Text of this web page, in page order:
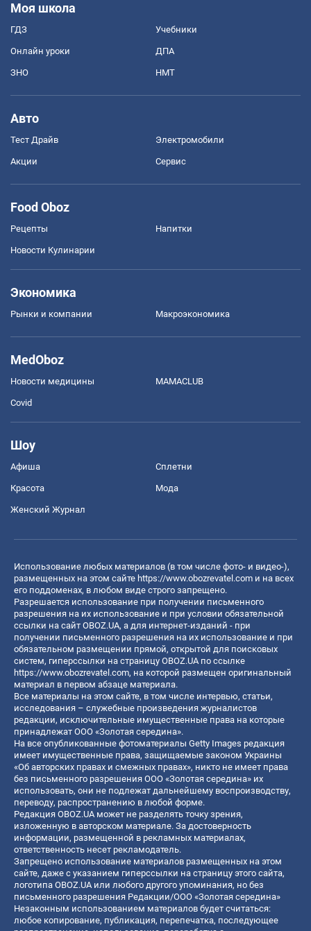
Моя школа
ГДЗ Учебники
Онлайн уроки ДПА
ЗНО НМТ
Авто
Тест Драйв Электромобили
Акции Сервис
Food Oboz
Рецепты Напитки
Новости Кулинарии
Экономика
Рынки и компании Mакроэкономика
MedOboz
Новости медицины MAMACLUB
Covid
Шоу
Афиша Сплетни
Красота Мода
Женский Журнал
Использование любых материалов (в том числе фото- и видео-),
размещенных на этом сайте https://www.obozrevatel.com и на всех
его поддоменах, в любом виде строго запрещено.
Разрешается использование при получении письменного
разрешения на их использование и при условии обязательной
ссылки на сайт OBOZ.UA, а для интернет-изданий - при
получении письменного разрешения на их использование и при
обязательном размещении прямой, открытой для поисковых
систем, гиперссылки на страницу OBOZ.UA по ссылке
https://www.obozrevatel.com, на которой размещен оригинальный
материал в первом абзаце материала.
Все материалы на этом сайте, в том числе интервью, статьи,
исследования – служебные произведения журналистов
редакции, исключительные имущественные права на которые
принадлежат ООО «Золотая середина».
На все опубликованные фотоматериалы Getty Images редакция
имеет имущественные права, защищаемые законом Украины
«Об авторских правах и смежных правах», никто не имеет права
без письменного разрешения ООО «Золотая середина» их
использовать, они не подлежат дальнейшему воспроизводству,
переводу, распространению в любой форме.
Редакция OBOZ.UA может не разделять точку зрения,
изложенную в авторском материале. За достоверность
информации, размещенной в рекламных материалах,
ответственность несет рекламодатель.
Запрещено использование материалов размещенных на этом
сайте, даже с указанием гиперссылки на страницу этого сайта,
логотипа OBOZ.UA или любого другого упоминания, но без
письменного разрешения Редакции/ООО «Золотая середина»
Незаконным использованием материалов будет считаться:
любое копирование, публикация, перепечатка, последующее